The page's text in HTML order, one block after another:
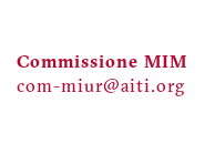
Commissione MIM
com-miur@aiti.org